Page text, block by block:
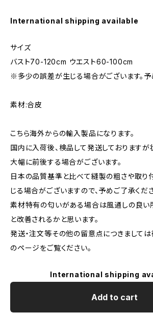
International shipping available
サイズ
バスト70-120cm ウエスト60-100cm
※多少の誤差が生じる場合がございます。予
素材:合皮
こちら海外からの輸入製品になります。
国内に入荷後、検品して発送しております
大幅に前後する場合がございます。
日本の品質基準と比べて縫製の粗さや取り
じる場合がございますので、予めご了承くださ
素材特有の匂いがある場合は風通しの良い
と改善されるかと思います。
発送・注文等その他の留意点につきまして
のページをご覧ください。
International shipping
Add to cart